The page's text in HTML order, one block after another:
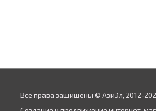
Все права защищены © АзиЭл, 2012-